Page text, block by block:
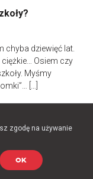
chyba dziewięć lat.
ciężkie… Osiem czy
Myśmy
[…]
Stołeczną a
mniej więcej w
a tam były
zgodę na używanie
OK